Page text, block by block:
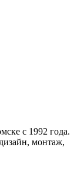
с 1992 года.
монтаж,